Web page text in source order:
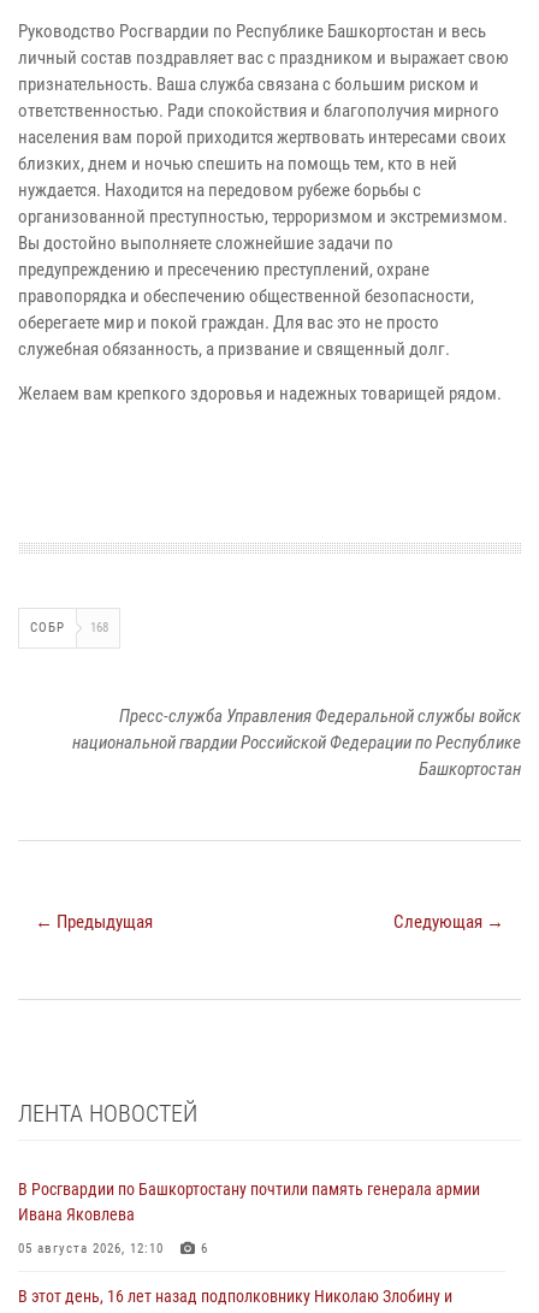
Руководство Росгвардии по Республике Башкортостан и весь
личный состав поздравляет вас с праздником и выражает свою
признательность. Ваша служба связана с большим риском и
ответственностью. Ради спокойствия и благополучия мирного
населения вам порой приходится жертвовать интересами своих
близких, днем и ночью спешить на помощь тем, кто в ней
нуждается. Находится на передовом рубеже борьбы с
организованной преступностью, терроризмом и экстремизмом.
Вы достойно выполняете сложнейшие задачи по
предупреждению и пресечению преступлений, охране
правопорядка и обеспечению общественной безопасности,
оберегаете мир и покой граждан. Для вас это не просто
служебная обязанность, а призвание и священный долг.
Желаем вам крепкого здоровья и надежных товарищей рядом.
СОБР 168
Пресс-служба Управления Федеральной службы войск
национальной гвардии Российской Федерации по Республике
Башкортостан
← Предыдущая Следующая →
ЛЕНТА НОВОСТЕЙ
В Росгвардии по Башкортостану почтили память генерала армии
Ивана Яковлева
05 августа 2026, 12:10 6
В этот день, 16 лет назад подполковнику Николаю Злобину и